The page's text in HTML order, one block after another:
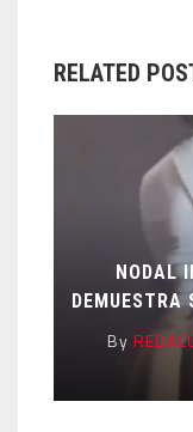
RELATED
NODAL
DEMUESTRA
By